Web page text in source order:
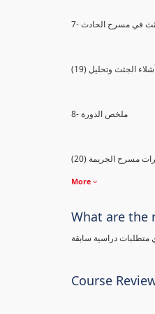
في مسرح الحادث
8- ملخص الدورة
مسرح الجريمة
More
What are the
متطلبات دراسية سابقة
Course